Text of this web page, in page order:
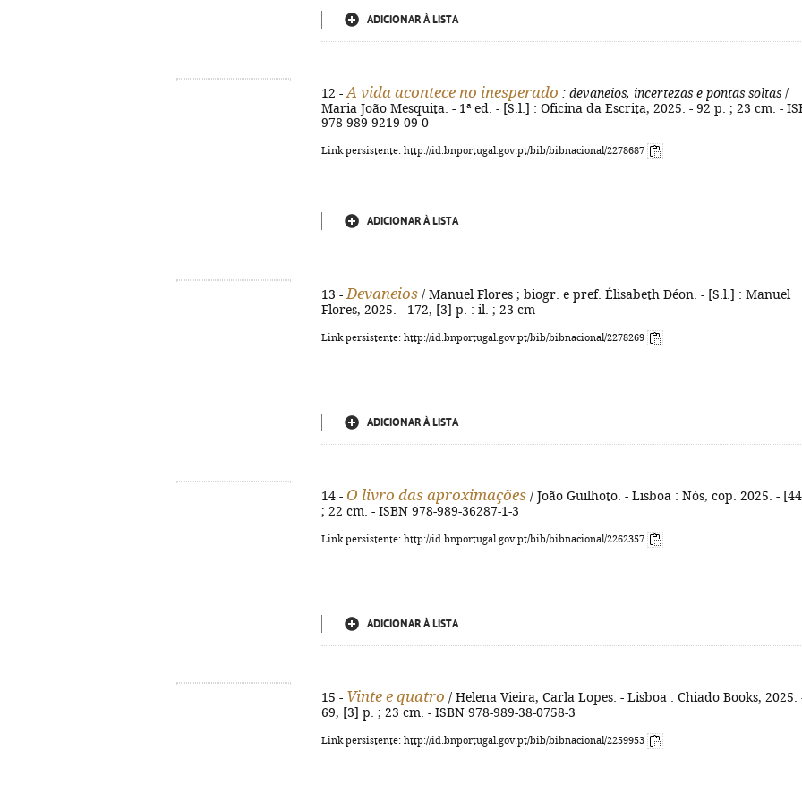
ADICIONAR À LISTA
12 - A vida acontece no inesperado : devaneios, incertezas e pontas soltas /
Maria João Mesquita. - 1ª ed. - [S.l.] : Oficina da Escrita, 2025. - 92 p. ; 23 cm. -
978-989-9219-09-0
Link persistente: http://id.bnportugal.gov.pt/bib/bibnacional/2278687
ADICIONAR À LISTA
13 - Devaneios / Manuel Flores ; biogr. e pref. Élisabeth Déon. - [S.l.] : Manuel
Flores, 2025. - 172, [3] p. : il. ; 23 cm
Link persistente: http://id.bnportugal.gov.pt/bib/bibnacional/2278269
ADICIONAR À LISTA
14 - O livro das aproximações / João Guilhoto. - Lisboa : Nós, cop. 2025. -
; 22 cm. - ISBN 978-989-36287-1-3
Link persistente: http://id.bnportugal.gov.pt/bib/bibnacional/2262357
ADICIONAR À LISTA
15 - Vinte e quatro / Helena Vieira, Carla Lopes. - Lisboa : Chiado Books, 2025.
69, [3] p. ; 23 cm. - ISBN 978-989-38-0758-3
Link persistente: http://id.bnportugal.gov.pt/bib/bibnacional/2259953